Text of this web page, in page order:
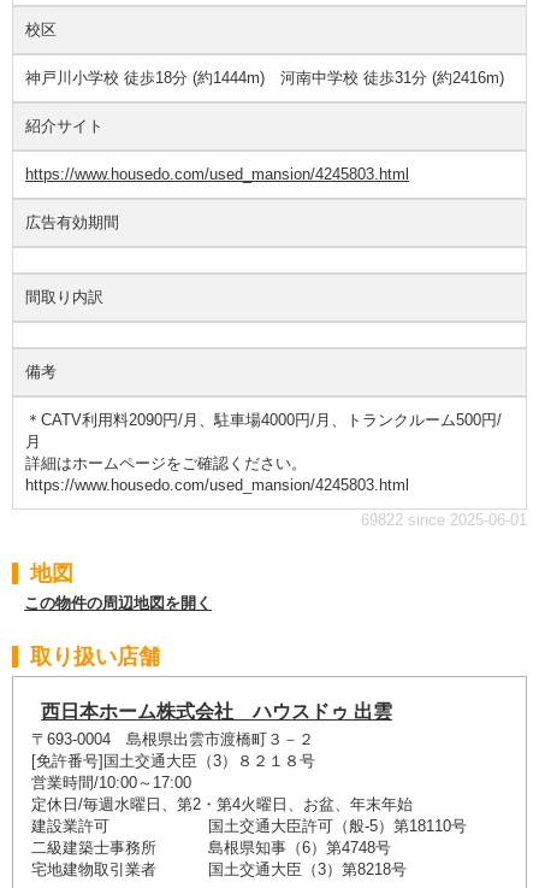
校区
神戸川小学校 徒歩18分 (約1444m) 河南中学校 徒歩31分 (約2416m)
紹介サイト
https://www.housedo.com/used_mansion/4245803.html
広告有効期間
間取り内訳
備考
＊CATV利用料2090円/月、駐車場4000円/月、トランクルーム500円/
月
詳細はホームページをご確認ください。
https://www.housedo.com/used_mansion/4245803.html
69822 since 2025-06-01
地図
この物件の周辺地図を開く
取り扱い店舗
西日本ホーム株式会社 ハウスドゥ 出雲
〒693-0004 島根県出雲市渡橋町３－２
[免許番号]国土交通大臣（3）８２１８号
営業時間/10:00～17:00
定休日/毎週水曜日、第2・第4火曜日、お盆、年末年始
建設業許可 国土交通大臣許可（般-5）第18110号
二級建築士事務所 島根県知事（6）第4748号
宅地建物取引業者 国土交通大臣（3）第8218号